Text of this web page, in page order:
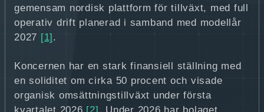
gemensam nordisk plattform för tillväxt, med full
operativ drift planerad i samband med modellår
2027 [1] .
Koncernen har en stark finansiell ställning med
en soliditet om cirka 50 procent och visade
organisk omsättningstillväxt under första